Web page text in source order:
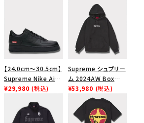
【24.0cm～30.5cm】
Supreme Nike Air
Force 1 Low シュプ
ース１スニーカー シ
ューズ ブラック
¥29,980 (税込)
Supreme シュプリー
ム 2024AW Box
Logo Hooded
Sweatshirt ボック
スロゴフードパーカー
ブラック 黒
¥53,980 (税込)